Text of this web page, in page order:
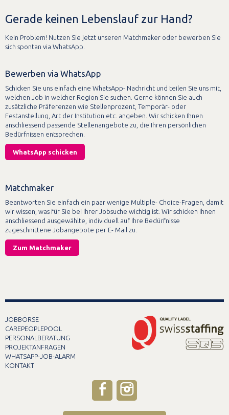
Gerade keinen Lebenslauf zur Hand?
Kein Problem! Nutzen Sie jetzt unseren Matchmaker oder bewerben Sie
sich spontan via WhatsApp.
Bewerben via WhatsApp
Schicken Sie uns einfach eine WhatsApp- Nachricht und teilen Sie uns mit,
welchen Job in welcher Region Sie suchen. Gerne können Sie auch
zusätzliche Präferenzen wie Stellenprozent, Temporär- oder
Festanstellung, Art der Institution etc. angeben. Wir schicken Ihnen
anschliessend passende Stellenangebote zu, die Ihren persönlichen
Bedürfnissen entsprechen.
WhatsApp schicken
Matchmaker
Beantworten Sie einfach ein paar wenige Multiple- Choice-Fragen, damit
wir wissen, was für Sie bei Ihrer Jobsuche wichtig ist. Wir schicken Ihnen
anschliessend ausgewählte, individuell auf Ihre Bedürfnisse
zugeschnittene Jobangebote per E- Mail zu.
Zum Matchmaker
JOBBÖRSE
CAREPEOPLEPOOL
PERSONALBERATUNG
PROJEKTANFRAGEN
WHATSAPP-JOB-ALARM
KONTAKT